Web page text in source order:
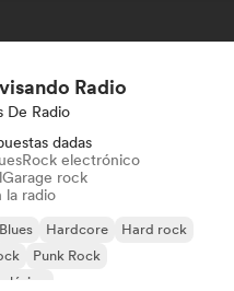
Radio
De Radio
dadas
Rock electrónico
Garage rock
la radio
Blues Hardcore
Hard rock
Punk Rock